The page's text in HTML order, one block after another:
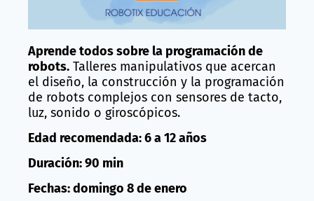
Aprende todos sobre la programación de
robots. Talleres manipulativos que acercan
el diseño, la construcción y la programación
de robots complejos con sensores de tacto,
luz, sonido o giroscópicos.
Edad recomendada: 6 a 12 años
Duración: 90 min
Fechas: domingo 8 de enero